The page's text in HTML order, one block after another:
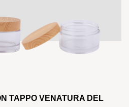
TAPPO VENATURA DEL